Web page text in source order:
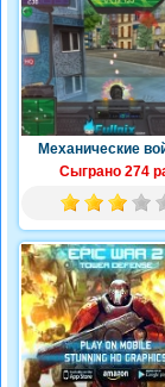
Механические
Сыграно 274